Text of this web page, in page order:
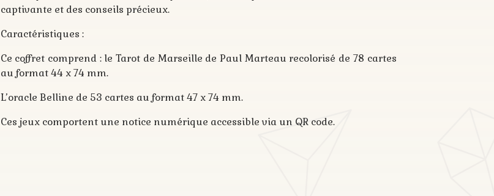
ORACLE
BELLINE
captivante et des conseils précieux.
Caractéristiques :
Ce coffret comprend : le Tarot de Marseille de Paul Marteau recolorisé de 78 cartes
au format 44 x 74 mm.
L’oracle Belline de 53 cartes au format 47 x 74 mm.
Ces jeux comportent une notice numérique accessible via un QR code.